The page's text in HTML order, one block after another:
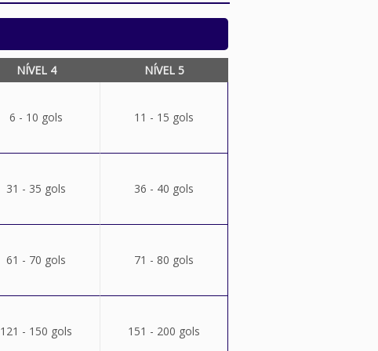
NÍVEL 4 NÍVEL 5
6 - 10 gols 11 - 15 gols
31 - 35 gols 36 - 40 gols
61 - 70 gols 71 - 80 gols
121 - 150 gols 151 - 200 gols